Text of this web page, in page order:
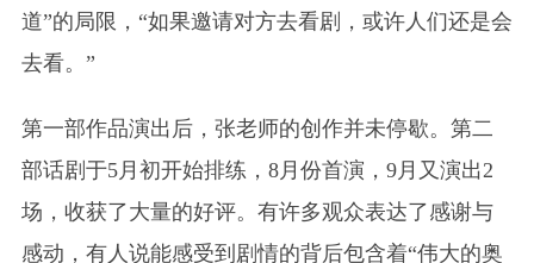
道”的局限，“如果邀请对方去看剧，或许人们还是会
去看。”
第一部作品演出后，张老师的创作并未停歇。第二
部话剧于5月初开始排练，8月份首演，9月又演出2
场，收获了大量的好评。有许多观众表达了感谢与
感动，有人说能感受到剧情的背后包含着“伟大的奥